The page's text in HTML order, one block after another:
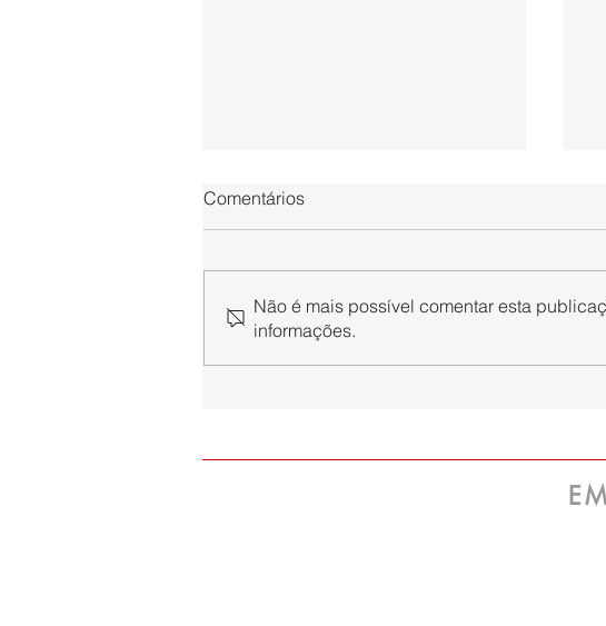
Paraibuna Embalagens
Comentários
Não é mais possível comentar esta
informações.